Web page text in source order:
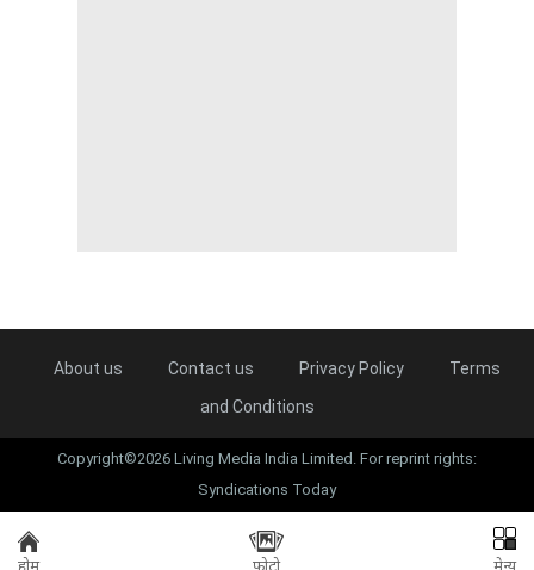
About us Contact us Privacy Policy
Terms
and Conditions
Copyright©2026 Living Media India Limited. For reprint rights:
Syndications Today